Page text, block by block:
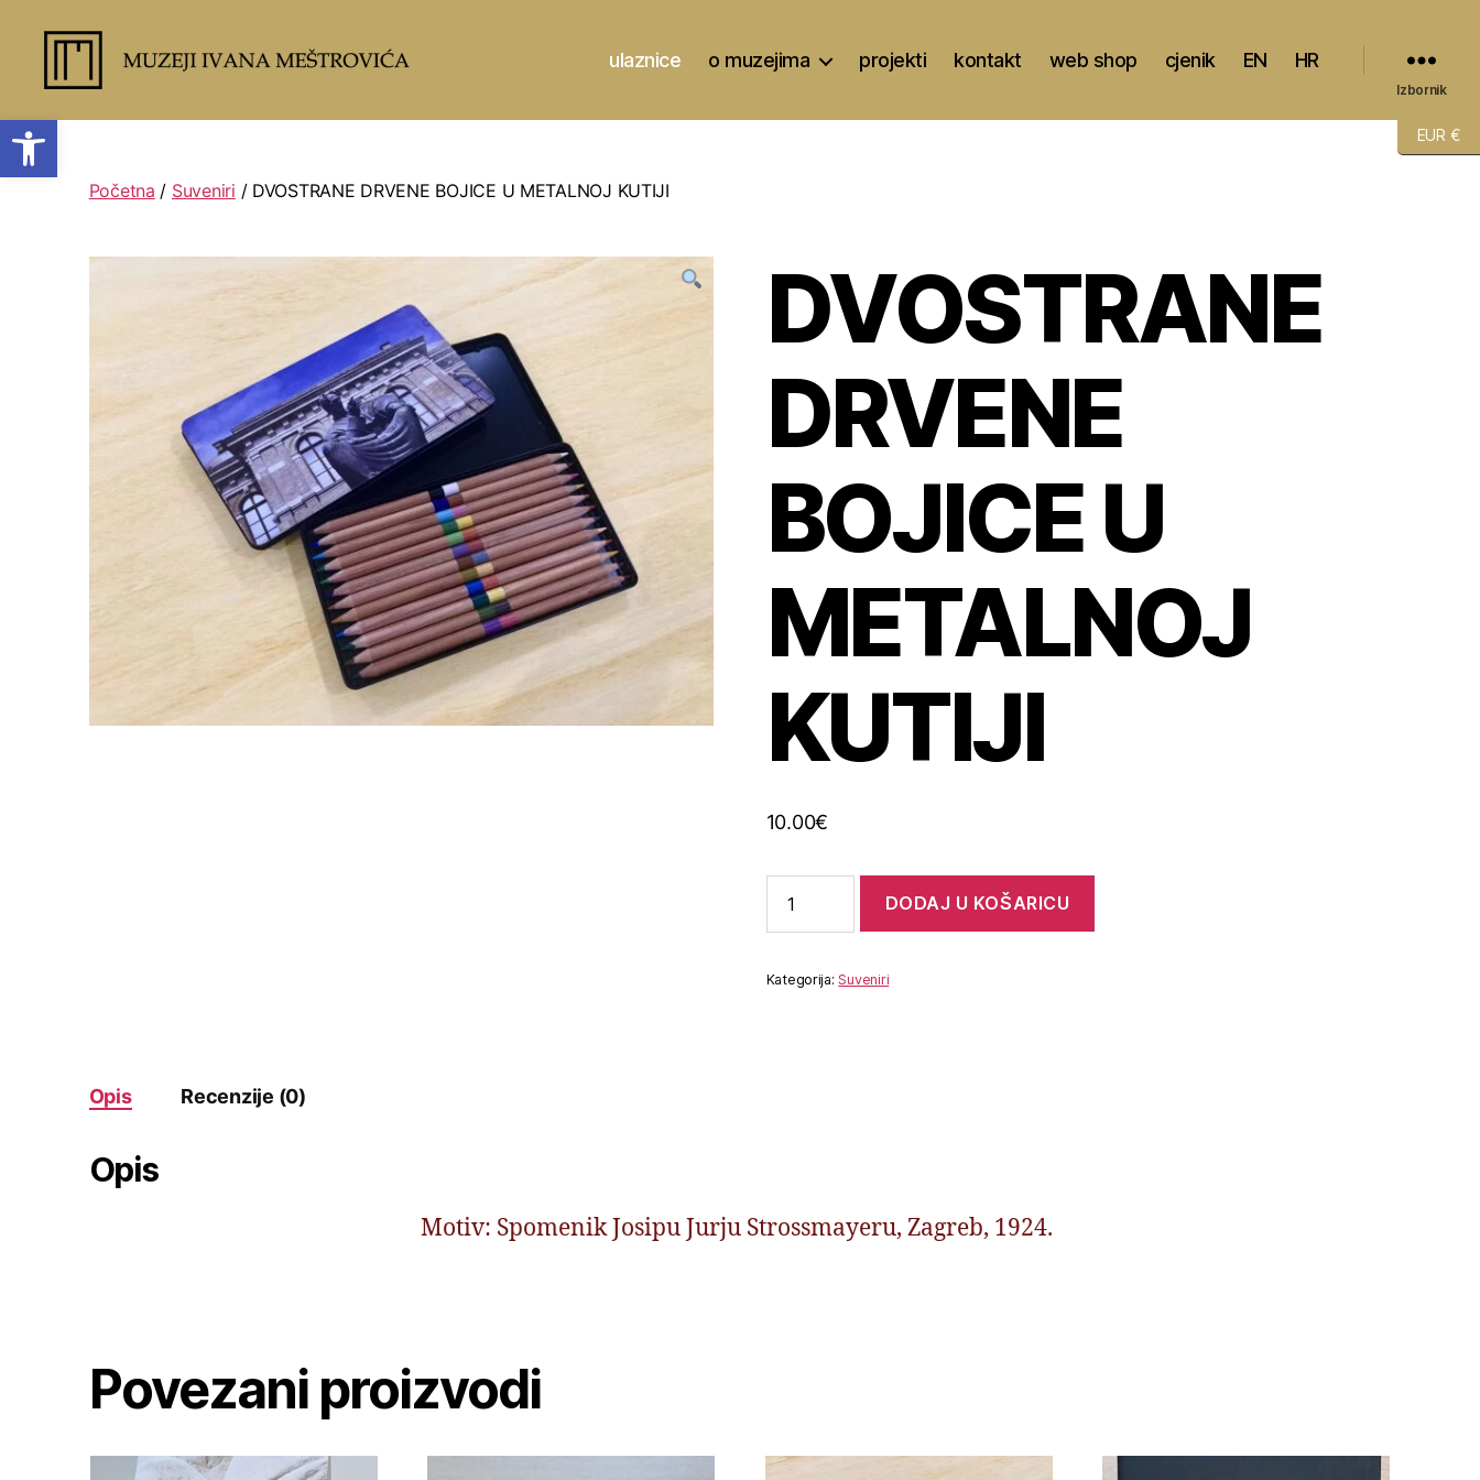
Open toolbar
ulaznice o muzejima projekti kontakt web shop cjenik EN HR
Izbornik
Početna / Suveniri / DVOSTRANE DRVENE BOJICE U METALNOJ KUTIJI
DVOSTRANE
DRVENE
BOJICE U
METALNOJ
KUTIJI
10.00€
DODAJ U KOŠARICU
Kategorija:Suveniri
Opis Recenzije (0)
Opis
Motiv: Spomenik Josipu Jurju Strossmayeru, Zagreb, 1924.
Povezani proizvodi
EUR €